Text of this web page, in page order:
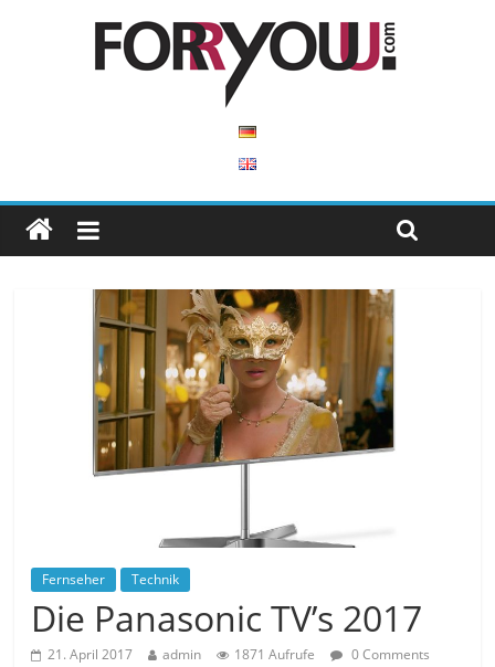
Fernseher Technik
Die Panasonic TV’s 2017
21. April 2017 admin 1871 Aufrufe
0 Comments